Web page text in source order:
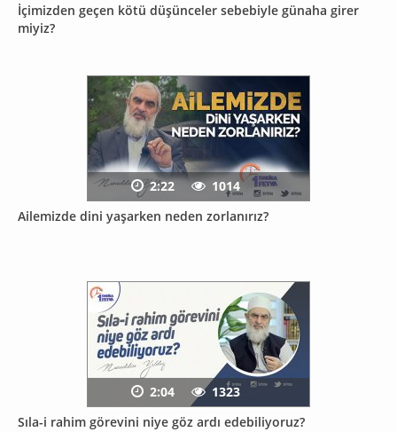
İçimizden geçen kötü düşünceler sebebiyle günaha girer
miyiz?
Ailemizde dini yaşarken neden zorlanırız?
2:22 1014
Sıla-i rahim görevini niye göz ardı edebiliyoruz?
2:04 1323